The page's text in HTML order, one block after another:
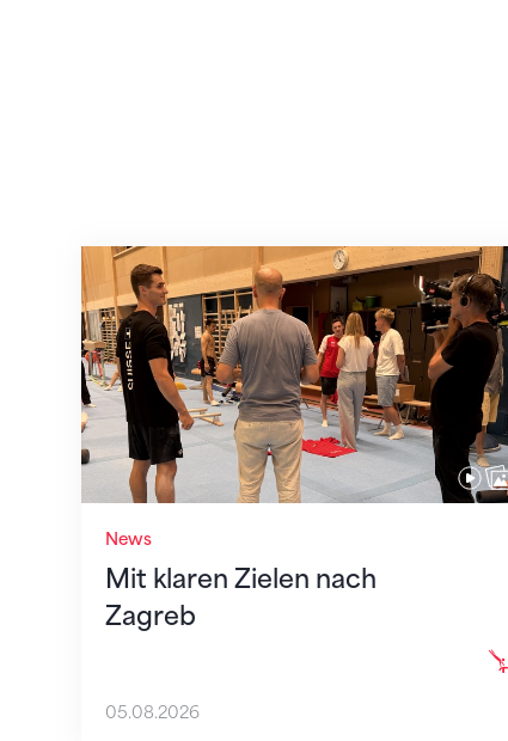
News
Mit klaren Zielen nach
Zagreb
Mit klaren Zielen nach Zagreb
05.08.2026